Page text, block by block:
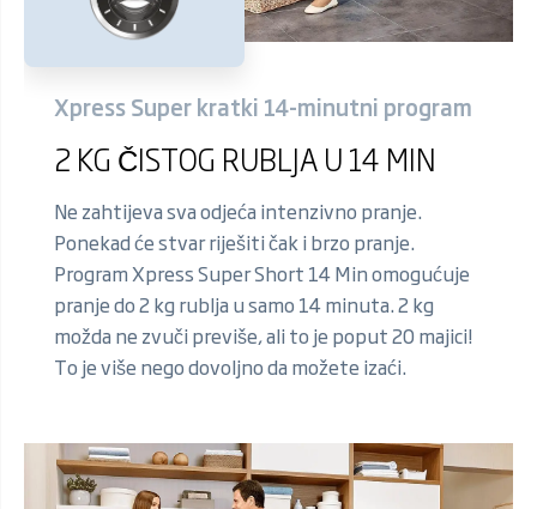
Xpress Super kratki 14-minutni program
2 KG ČISTOG RUBLJA U 14 MIN
Ne zahtijeva sva odjeća intenzivno pranje.
Ponekad će stvar riješiti čak i brzo pranje.
Program Xpress Super Short 14 Min omogućuje
pranje do 2 kg rublja u samo 14 minuta. 2 kg
možda ne zvuči previše, ali to je poput 20 majici!
To je više nego dovoljno da možete izaći.